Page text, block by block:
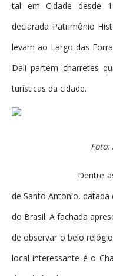
tal em Cidade desde
declarada Patrimônio
levam ao Largo das
Dali partem charretes
turísticas da cidade.
Dentre as
de Santo Antonio,
do Brasil. A fachada
de observar o belo
local interessante é o